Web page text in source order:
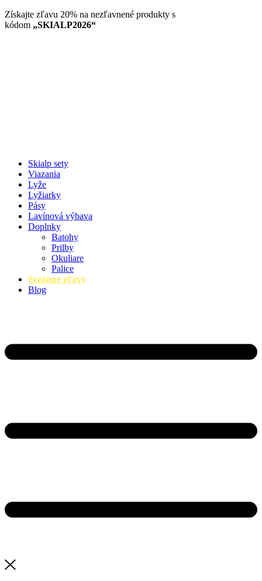
Preskočiť
na
Získajte zľavu 20% na nezľavnené produkty​ s
kódom „SKIALP2026“
Skialp sety
Viazania
Lyže
Lyžiarky
Pásy
Lavínová výbava
Doplnky
Batohy
Prilby
Okuliare
Palice
Sezónne zľavy
Blog